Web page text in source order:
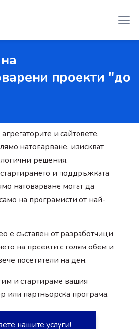
проекти "до
и сайтовете,
натоварване, изискват
решения.
и поддръжката
натоварване могат да
на програмисти от най-
е съставен от разработчици
на проекти с голям обем и
посетители на ден.
и стартираме вашия
или партньорска програма.
нашите услуги!